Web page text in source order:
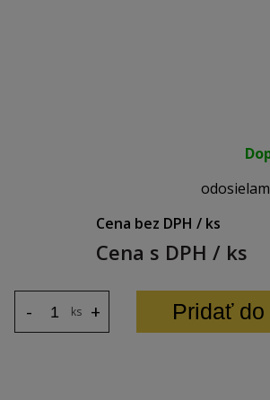
x 450 x 500 mm
Cena bez DPH / ks
Cena s DPH / ks
ks +
- Pridať